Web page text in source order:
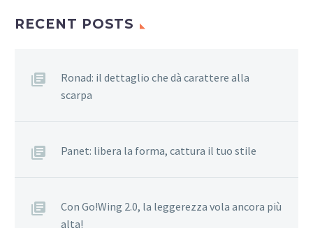
RECENT POSTS
Ronad: il dettaglio che dà carattere alla
scarpa
Panet: libera la forma, cattura il tuo stile
Con Go!Wing 2.0, la leggerezza vola ancora più
alta!